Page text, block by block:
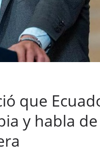
que
y habla
está
de